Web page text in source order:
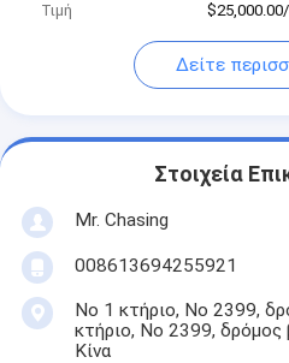
Τιμή
Δείτε
Στοιχεία
Mr. Chasing
008613694255921
Νο 1 κτήριο, Νο 2399,
κτήριο, Νο 2399, δρόμος
Κίνα